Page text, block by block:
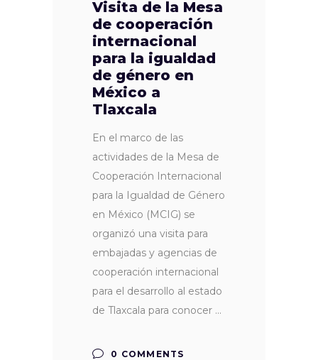
Visita de la Mesa
de cooperación
internacional
para la igualdad
de género en
México a
Tlaxcala
En el marco de las
actividades de la Mesa de
Cooperación Internacional
para la Igualdad de Género
en México (MCIG) se
organizó una visita para
embajadas y agencias de
cooperación internacional
para el desarrollo al estado
de Tlaxcala para conocer
0 COMMENTS